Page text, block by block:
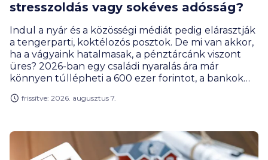
stresszoldás vagy sokéves adósság?
Indul a nyár és a közösségi médiát pedig elárasztják
a tengerparti, koktélozós posztok. De mi van akkor,
ha a vágyaink hatalmasak, a pénztárcánk viszont
üres? 2026-ban egy családi nyaralás ára már
könnyen túllépheti a 600 ezer forintot, a bankok
kölcsönre. Vajon a hitelből utazás csupán a
Mutatjuk a pro és kontra érveket, valamint a
legfrissebb banki körképet.
frissítve: 2026. augusztus 7.